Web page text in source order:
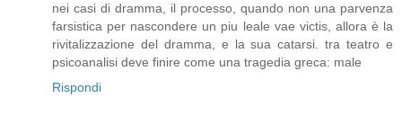
nei casi di dramma, il processo, quando non una parvenza
farsistica per nascondere un piu leale vae victis, allora è la
rivitalizzazione del dramma, e la sua catarsi. tra teatro e
psicoanalisi deve finire come una tragedia greca: male
Rispondi